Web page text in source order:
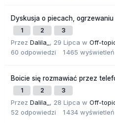
Dyskusja o piecach, ogrzewaniu
1 2 3
Przez Dalila_ , 29 Lipca w Off-
60 odpowiedzi 1 465 wyświetleń
Boicie się rozmawiać przez
1 2 3
Przez Dalila_ , 28 Lipca w Off-
52 odpowiedzi 1 434 wyświetleń